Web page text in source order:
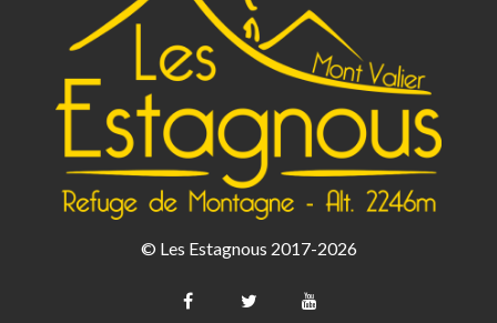
© Les Estagnous 2017-2026